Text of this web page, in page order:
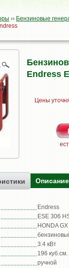
›› Бензиновые
Endress
Цены
Описание
Endress
ESE 306
HONDA
3.4 кВт
196 куб.см.
ручной